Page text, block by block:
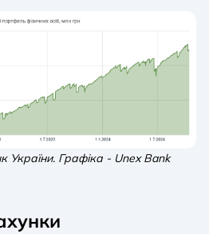
України. Графіка - Unex Bank